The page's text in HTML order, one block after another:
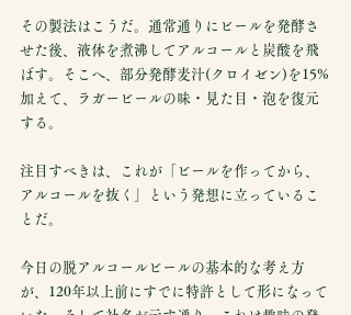
その製法はこうだ。通常通りにビールを発酵さ
せた後、液体を煮沸してアルコールと炭酸を飛
ばす。そこへ、部分発酵麦汁(クロイゼン)を15%
加えて、ラガービールの味・見た目・泡を復元
する。
注目すべきは、これが「ビールを作ってから、
アルコールを抜く」という発想に立っているこ
とだ。
今日の脱アルコールビールの基本的な考え方
が、120年以上前にすでに特許として形になって